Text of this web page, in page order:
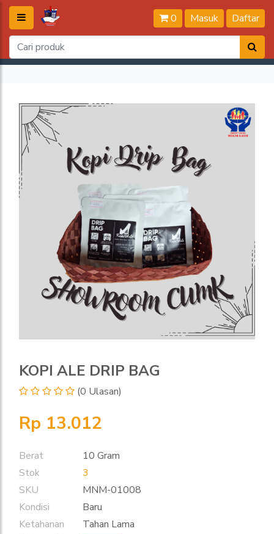
0 Masuk Daftar
KOPI ALE DRIP BAG
(0 Ulasan)
Rp 13.012
Berat
10 Gram
Stok
3
SKU
MNM-01008
Kondisi
Baru
Ketahanan
Tahan Lama